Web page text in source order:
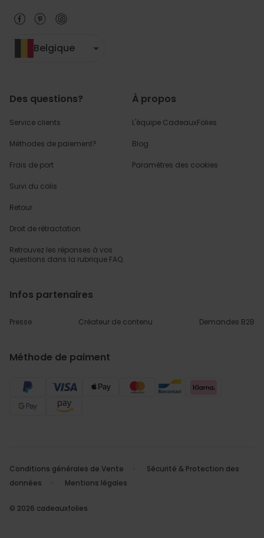
Belgique
Des questions?
Service clients
Méthodes de paiement?
Frais de port
Suivi du colis
Retour
Droit de rétractation
Retrouvez les réponses à vos
questions dans la rubrique FAQ.
À propos
L'équipe CadeauxFolies
Blog
Paramètres des cookies
Infos partenaires
Presse Créateur de contenu Demandes B2B
Méthode de paiment
Conditions générales de Vente
Sécurité & Protection des
données
Mentions légales
© 2026 cadeauxfolies